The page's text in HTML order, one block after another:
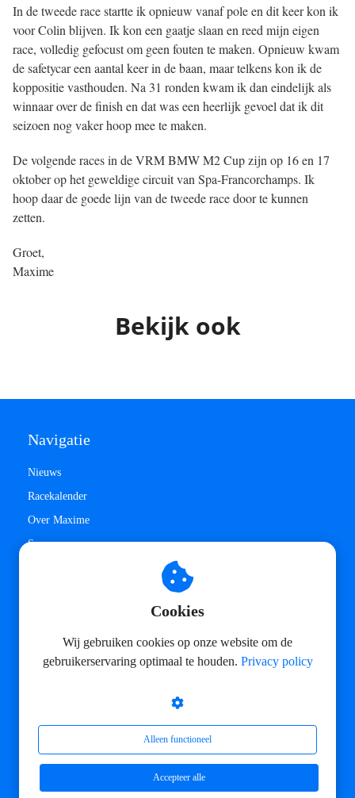
In de tweede race startte ik opnieuw vanaf pole en dit keer kon ik
voor Colin blijven. Ik kon een gaatje slaan en reed mijn eigen
race, volledig gefocust om geen fouten te maken. Opnieuw kwam
de safetycar een aantal keer in de baan, maar telkens kon ik de
koppositie vasthouden. Na 31 ronden kwam ik dan eindelijk als
winnaar over de finish en dat was een heerlijk gevoel dat ik dit
seizoen nog vaker hoop mee te maken.
De volgende races in de VRM BMW M2 Cup zijn op 16 en 17
oktober op het geweldige circuit van Spa-Francorchamps. Ik
hoop daar de goede lijn van de tweede race door te kunnen
zetten.
Groet,
Maxime
Bekijk ook
Navigatie
Nieuws
Racekalender
Over Maxime
Sponsors
Cookies
Wij gebruiken cookies op onze website om de
gebruikerservaring optimaal te houden. Privacy policy
Alleen functioneel
Accepteer alle